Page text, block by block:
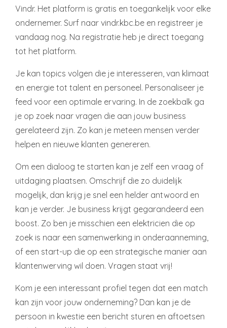
Vindr. Het platform is gratis en toegankelijk voor elke
ondernemer. Surf naar vindr.kbc.be en registreer je
vandaag nog. Na registratie heb je direct toegang
tot het platform.
Je kan topics volgen die je interesseren, van klimaat
en energie tot talent en personeel. Personaliseer je
feed voor een optimale ervaring. In de zoekbalk ga
je op zoek naar vragen die aan jouw business
gerelateerd zijn. Zo kan je meteen mensen verder
helpen en nieuwe klanten genereren.
Om een dialoog te starten kan je zelf een vraag of
uitdaging plaatsen. Omschrijf die zo duidelijk
mogelijk, dan krijg je snel een helder antwoord en
kan je verder. Je business krijgt gegarandeerd een
boost. Zo ben je misschien een elektricien die op
zoek is naar een samenwerking in onderaanneming,
of een start-up die op een strategische manier aan
klantenwerving wil doen. Vragen staat vrij!
Kom je een interessant profiel tegen dat een match
kan zijn voor jouw onderneming? Dan kan je de
persoon in kwestie een bericht sturen en aftoetsen